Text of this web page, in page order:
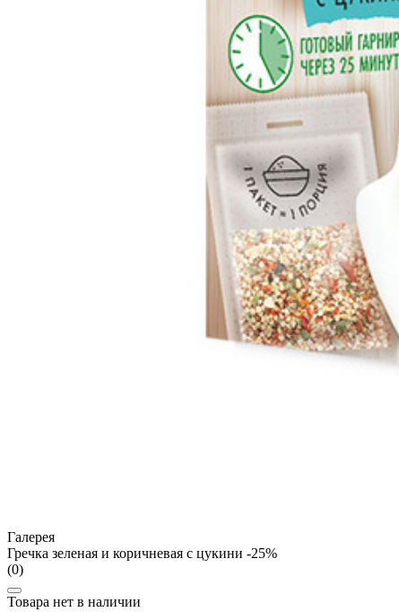
Галерея
Гречка зеленая и коричневая с цукини -25%
(0)
Товара нет в наличии